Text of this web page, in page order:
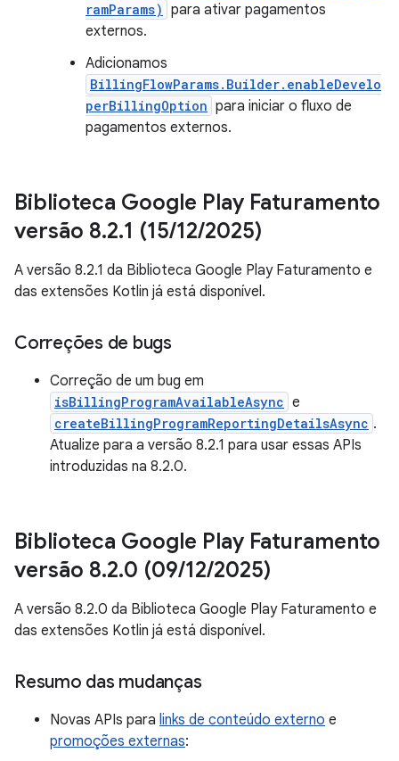
ramParams) para ativar pagamentos
externos.
Adicionamos
BillingFlowParams.Builder.enableDevelo
perBillingOption para iniciar o fluxo de
pagamentos externos.
Biblioteca Google Play Faturamento
versão 8.2.1 (15/12/2025)
A versão 8.2.1 da Biblioteca Google Play Faturamento e
das extensões Kotlin já está disponível.
Correções de bugs
Correção de um bug em
isBillingProgramAvailableAsync e
createBillingProgramReportingDetailsAsync .
Atualize para a versão 8.2.1 para usar essas APIs
introduzidas na 8.2.0.
Biblioteca Google Play Faturamento
versão 8.2.0 (09/12/2025)
A versão 8.2.0 da Biblioteca Google Play Faturamento e
das extensões Kotlin já está disponível.
Resumo das mudanças
Novas APIs para links de conteúdo externo e
promoções externas: